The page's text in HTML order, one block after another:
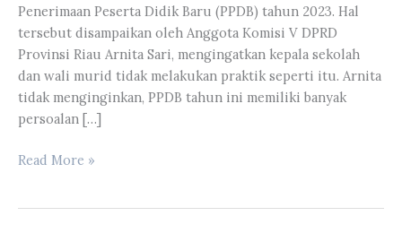
Penerimaan Peserta Didik Baru (PPDB) tahun 2023. Hal
tersebut disampaikan oleh Anggota Komisi V DPRD
Provinsi Riau Arnita Sari, mengingatkan kepala sekolah
dan wali murid tidak melakukan praktik seperti itu. Arnita
tidak menginginkan, PPDB tahun ini memiliki banyak
persoalan […]
Komisi
Read More »